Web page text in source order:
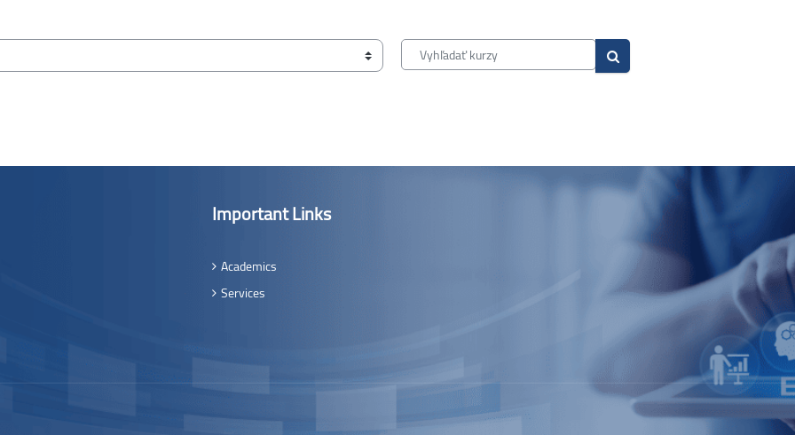
Vyhľadať kurzy
Vyhľadať kurzy
Important Links
Academics
Services